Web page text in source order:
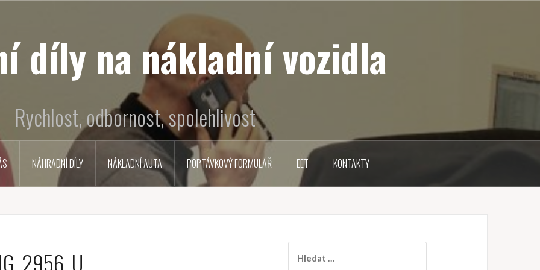
díly na nákladní vozidla
Rychlost, odbornost, spolehlivost
NÁHRADNÍ DÍLY NÁKLADNÍ AUTA POPTÁVKOVÝ FORMULÁŘ EET KONTAKTY